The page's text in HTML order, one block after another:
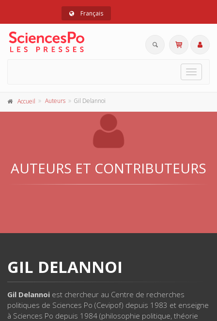
Français
Toggle
Accueil Auteurs Gil Delannoi
AUTEURS ET CONTRIBUTEURS
GIL DELANNOI
Gil Delannoi est chercheur au Centre de recherches
politiques de Sciences Po (Cevipof) depuis 1983 et enseigne
à Sciences Po depuis 1984 (philosophie politique, théorie